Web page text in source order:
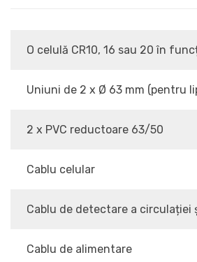
O celulă CR10, 16 sau 20 în
Uniuni de 2 x Ø 63 mm (pentru
2 x PVC reductoare 63/50
Cablu celular
Cablu de detectare a circulației
Cablu de alimentare